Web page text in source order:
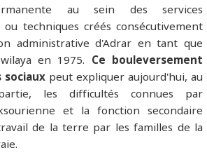
au sein des services
techniques créés consécutivement
administrative d'Adrar en tant que
en 1975. Ce bouleversement
peut expliquer aujourd'hui, au
les difficultés connues par
et la fonction secondaire
de la terre par les familles de la